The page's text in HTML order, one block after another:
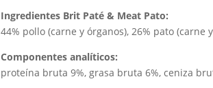
Ingredientes Brit Paté & Meat Pato:
44% pollo (carne y órganos), 26% pato
Componentes analíticos:
proteína bruta 9%, grasa bruta 6%, ceniza